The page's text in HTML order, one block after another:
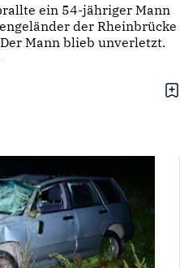
ein 54-jähriger Mann
der Rheinbrücke
Mann blieb unverletzt.